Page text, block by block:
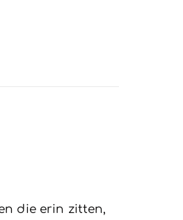
die erin zitten,